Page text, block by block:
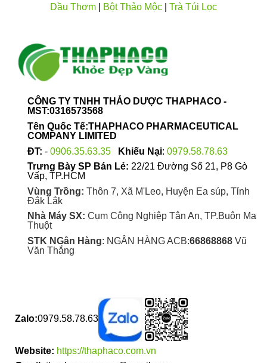
Dầu Thơm
Bột Thảo Mộc Trà Túi Lọc
CÔNG TY TNHH THẢO DƯỢC THAPHACO -
MST:0316573568
Tên Quốc Tế:THAPHACO PHARMACEUTICAL
COMPANY LIMITED
ĐT: - 0906.35.63.35 Khiếu Nại: 0979.58.78.63
Trưng Bày SP Bán Lẻ: 22/21 Đường Số 21, P8 Gò
Vấp, TP.HCM
Vùng Trồng: Thôn 7, Xã M'Leo, Huyện Ea súp, Tỉnh
Đắk Lắk
Nhà Máy SX: Cụm Công Nghiệp Tân An, TP.Buôn Ma
Thuột
STK NGân Hàng: NGÂN HÀNG ACB:66868868Vũ
Văn Thắng
Zalo:0979.58.78.63
Website: https://thaphaco.com.vn